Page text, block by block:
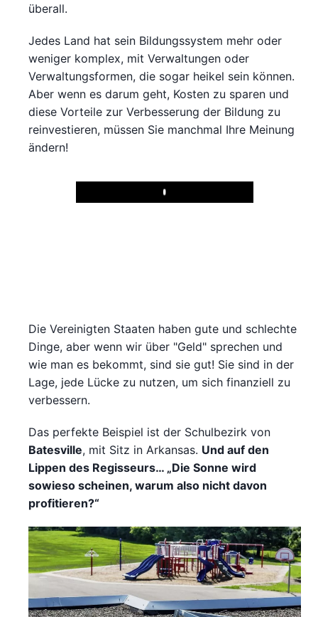
überall.
Jedes Land hat sein Bildungssystem mehr oder
weniger komplex, mit Verwaltungen oder
Verwaltungsformen, die sogar heikel sein können.
Aber wenn es darum geht, Kosten zu sparen und
diese Vorteile zur Verbesserung der Bildung zu
reinvestieren, müssen Sie manchmal Ihre Meinung
ändern!
Play
Die Vereinigten Staaten haben gute und schlechte
Dinge, aber wenn wir über "Geld" sprechen und
wie man es bekommt, sind sie gut! Sie sind in der
Lage, jede Lücke zu nutzen, um sich finanziell zu
verbessern.
Das perfekte Beispiel ist der Schulbezirk von
Batesville, mit Sitz in Arkansas. Und auf den
Lippen des Regisseurs… „Die Sonne wird
sowieso scheinen, warum also nicht davon
profitieren?“